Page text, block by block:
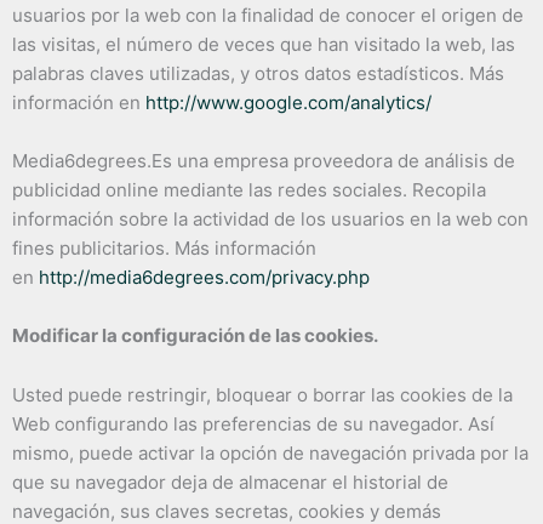
usuarios por la web con la finalidad de conocer el origen de
las visitas, el número de veces que han visitado la web, las
palabras claves utilizadas, y otros datos estadísticos. Más
información en http://www.google.com/analytics/
Media6degrees.Es una empresa proveedora de análisis de
publicidad online mediante las redes sociales. Recopila
información sobre la actividad de los usuarios en la web con
fines publicitarios. Más información
en http://media6degrees.com/privacy.php
Modificar la configuración de las cookies.
Usted puede restringir, bloquear o borrar las cookies de la
Web configurando las preferencias de su navegador. Así
mismo, puede activar la opción de navegación privada por la
que su navegador deja de almacenar el historial de
navegación, sus claves secretas, cookies y demás